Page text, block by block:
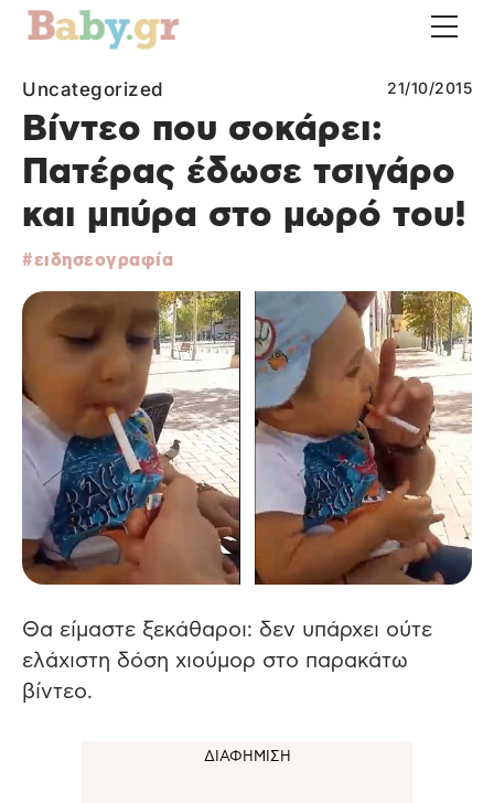
Uncategorized 21/10/2015
Βίντεο που σοκάρει:
Πατέρας έδωσε τσιγάρο
και μπύρα στο μωρό του!
ειδησεογραφία
Θα είμαστε ξεκάθαροι: δεν υπάρχει ούτε
ελάχιστη δόση χιούμορ στο παρακάτω
βίντεο.